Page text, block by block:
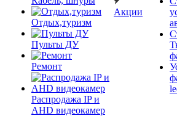
Отдых,туризм
Пульты ДУ
Ремонт
Распродажа IP и
AHD видеокамер
Акции